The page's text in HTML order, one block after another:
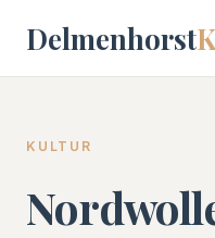
Delmenhorst
KULTUR